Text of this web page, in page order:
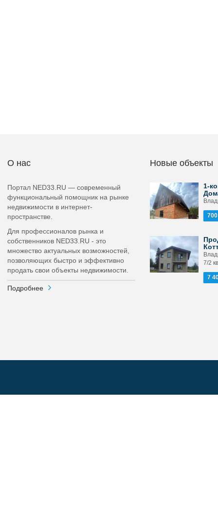
О нас
Портал NED33.RU — современный
функциональный помощник на рынке
недвижимости в интернет-
пространстве.
Для профессионалов рынка и
собственников NED33.RU - это
множество актуальных возможностей,
позволяющих быстро и эффективно
продать свои объекты недвижимости.
Подробнее
Новые объекты
1-
7/2
7